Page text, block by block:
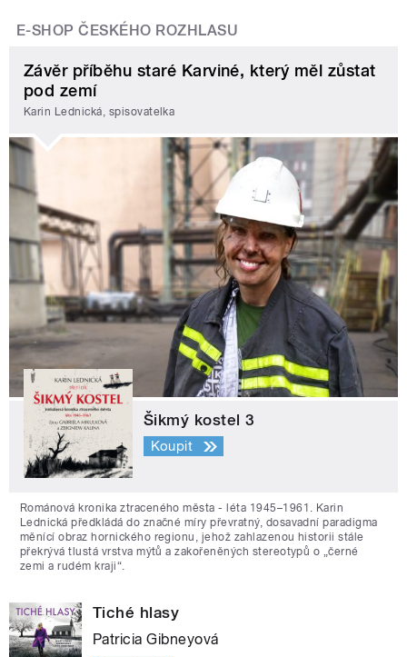
E-SHOP ČESKÉHO ROZHLASU
Závěr příběhu staré Karviné, který měl zůstat
pod zemí
Karin Lednická, spisovatelka
Šikmý kostel 3
Koupit
Románová kronika ztraceného města - léta 1945–1961. Karin
Lednická předkládá do značné míry převratný, dosavadní paradigma
měnící obraz hornického regionu, jehož zahlazenou historii stále
překrývá tlustá vrstva mýtů a zakořeněných stereotypů o „černé
zemi a rudém kraji“.
Tiché hlasy
Patricia Gibneyová